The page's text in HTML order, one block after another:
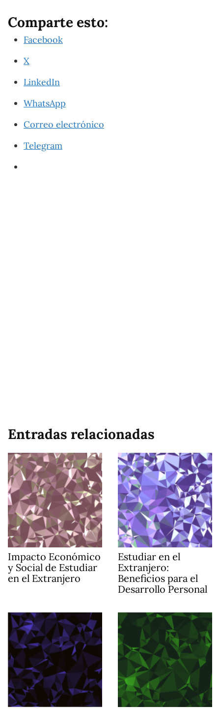
Comparte esto:
Facebook
X
LinkedIn
WhatsApp
Correo electrónico
Telegram
Entradas relacionadas
Impacto Económico
y Social de Estudiar
en el Extranjero
Estudiar en el
Extranjero:
Beneficios para el
Desarrollo Personal